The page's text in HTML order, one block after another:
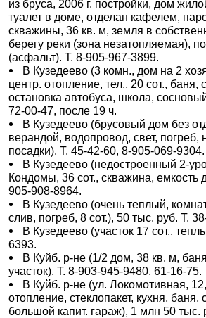
из бруса, 2006 г. постройки, дом
туалет в доме, отделан кафелем,
скважины, 36 кв. м, земля в
берегу реки (зона незатопляемая),
(асфальт). Т. 8-905-967-3899.
В Кузедеево (3 комн., дом на 2
центр. отопление, тел., 20 сот., баня,
остановка автобуса, школа,
72-00-47, после 19 ч.
В Кузедеево (брусовый дом без
верандой, водопровод, свет, погреб,
посадки). Т. 45-42-60, 8-905-069-9304.
В Кузедеево (недостроенный 2-
Кондомы, 36 сот., скважина, емкость
905-908-8964.
В Кузедеево (очень теплый,
слив, погреб, 8 сот.), 50 тыс. руб. Т.
В Кузедеево (участок 17 сот.,
6393.
В Куйб. р-не (1/2 дом, 38 кв. м,
участок). Т. 8-903-945-9480, 61-16-75.
В Куйб. р-не (ул. Локомотивная,
отопление, стеклопакет, кухня, баня,
большой капит. гараж), 1 млн 50 тыс.